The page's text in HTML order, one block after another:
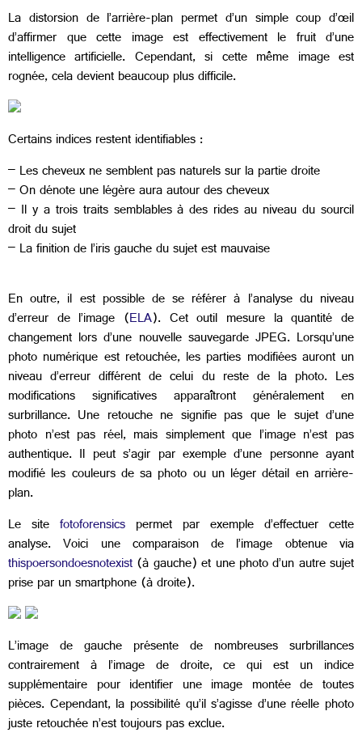
La distorsion de l’arrière-plan permet d’un simple coup d’œil
d’affirmer que cette image est effectivement le fruit d’une
intelligence artificielle. Cependant, si cette même image est
rognée, cela devient beaucoup plus difficile.
Certains indices restent identifiables :
– Les cheveux ne semblent pas naturels sur la partie droite
– On dénote une légère aura autour des cheveux
– Il y a trois traits semblables à des rides au niveau du sourcil
droit du sujet
– La finition de l’iris gauche du sujet est mauvaise
En outre, il est possible de se référer à l’analyse du niveau
d’erreur de l’image (ELA). Cet outil mesure la quantité de
changement lors d’une nouvelle sauvegarde JPEG. Lorsqu’une
photo numérique est retouchée, les parties modifiées auront un
niveau d’erreur différent de celui du reste de la photo. Les
modifications significatives apparaîtront généralement en
surbrillance. Une retouche ne signifie pas que le sujet d’une
photo n’est pas réel, mais simplement que l’image n’est pas
authentique. Il peut s’agir par exemple d’une personne ayant
modifié les couleurs de sa photo ou un léger détail en arrière-
plan.
Le site fotoforensics permet par exemple d’effectuer cette
analyse. Voici une comparaison de l’image obtenue via
thispoersondoesnotexist(à gauche) et une photo d’un autre sujet
prise par un smartphone (à droite).
L’image de gauche présente de nombreuses surbrillances
contrairement à l’image de droite, ce qui est un indice
supplémentaire pour identifier une image montée de toutes
pièces. Cependant, la possibilité qu’il s’agisse d’une réelle photo
juste retouchée n’est toujours pas exclue.